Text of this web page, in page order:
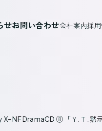
せお問い合わせ会社案内採
NF DramaCD ⑧ 「Ｙ.Ｔ. 黙示